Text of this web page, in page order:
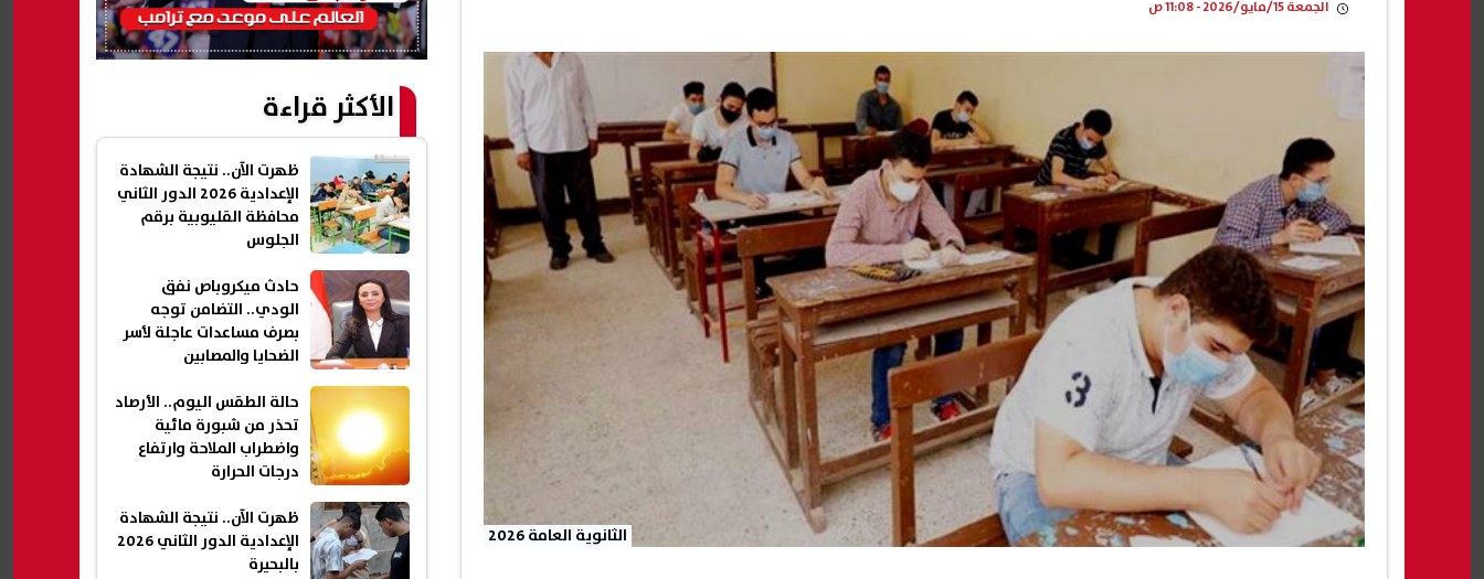
الجمعة 15/مايو/2026 - 11:08 ص
الثانوية العامة 2026
الأكثر قراءة
ظهرت الآن.. نتيجة الشهادة
الإعدادية 2026 الدور الثاني
محافظة القليوبية برقم
الجلوس
حادث ميكروباص نفق
الودي.. التضامن توجه
بصرف مساعدات عاجلة لأسر
الضحايا والمصابين
حالة الطقس اليوم.. الأرصاد
تحذر من شبورة مائية
واضطراب الملاحة وارتفاع
درجات الحرارة
ظهرت الآن.. نتيجة الشهادة
الإعدادية الدور الثاني 2026
بالبحيرة